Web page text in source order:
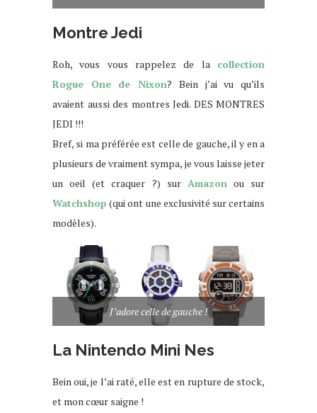
Montre Jedi
Roh, vous vous rappelez de la collection
Rogue One de Nixon? Bein j’ai vu qu’ils
avaient aussi des montres Jedi. DES MONTRES
JEDI !!!
Bref, si ma préférée est celle de gauche, il y en a
plusieurs de vraiment sympa, je vous laisse jeter
un oeil (et craquer ?) sur Amazon ou sur
Watchshop (qui ont une exclusivité sur certains
modèles).
J’adore celle de gauche !
La Nintendo Mini Nes
Bein oui, je l’ai raté, elle est en rupture de stock,
et mon cœur saigne !